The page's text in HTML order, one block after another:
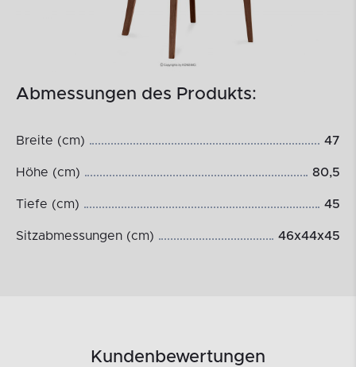
Abmessungen des Produkts:
Breite (cm) 47
Höhe (cm) 80,5
Tiefe (cm) 45
Sitzabmessungen (cm) 46x44x45
Kundenbewertungen